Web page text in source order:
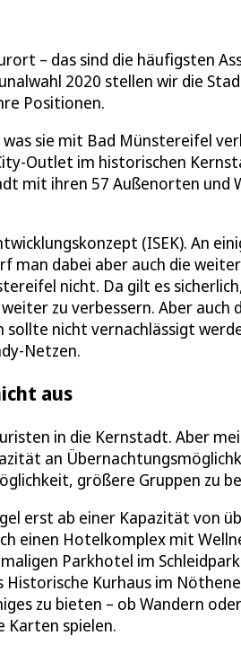
– das sind die häufigsten
2020 stellen wir die
Positionen.
sie mit Bad Münstereifel
Outlet im historischen
mit ihren 57 Außenorten und
(ISEK). An
man dabei aber auch die
nicht. Da gilt es
zu verbessern. Aber auch
nicht vernachlässigt
Netzen.
aus
in die Kernstadt. Aber
an
größere Gruppen zu
erst ab einer Kapazität von
einen Hotelkomplex mit
Parkhotel im
Kurhaus im
zu bieten – ob Wandern
Karten spielen.